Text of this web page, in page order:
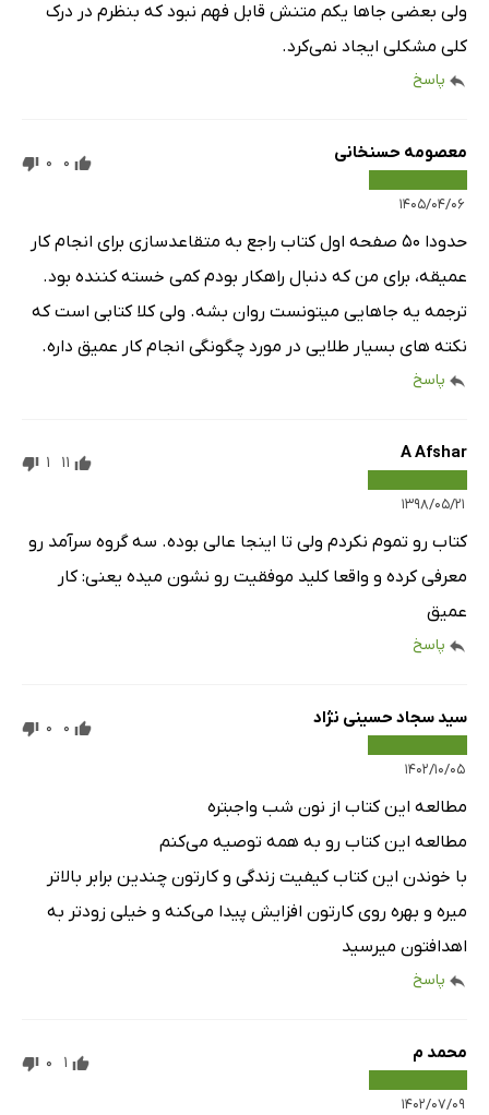
ولی بعضی جاها یکم متنش قابل فهم نبود که بنظرم در درک
کلی مشکلی ایجاد نمی‌کرد.
پاسخ
معصومه حسنخانی
۱۴۰۵/۰۴/۰۶
0
0
حدودا ۵۰ صفحه اول کتاب راجع به متقاعدسازی برای انجام کار
عمیقه، برای من که دنبال راهکار بودم کمی خسته کننده بود.
ترجمه یه جاهایی میتونست روان بشه. ولی کلا کتابی است که
نکته های بسیار طلایی در مورد چگونگی انجام کار عمیق داره.
پاسخ
A Afshar
۱۳۹۸/۰۵/۲۱
11
1
کتاب رو تموم نکردم ولی تا اینجا عالی بوده. سه گروه سرآمد رو
معرفی کرده و واقعا کلید موفقیت رو نشون میده یعنی: کار
عمیق
پاسخ
سید سجاد حسینی نژاد
۱۴۰۲/۱۰/۰۵
0
0
مطالعه این کتاب از نون شب واجبتره
مطالعه این کتاب رو به همه توصیه می‌کنم
با خوندن این کتاب کیفیت زندگی و کارتون چندین برابر بالاتر
میره و بهره روی کارتون افزایش پیدا می‌کنه و خیلی زودتر به
اهدافتون میرسید
پاسخ
محمد م
۱۴۰۲/۰۷/۰۹
1
0